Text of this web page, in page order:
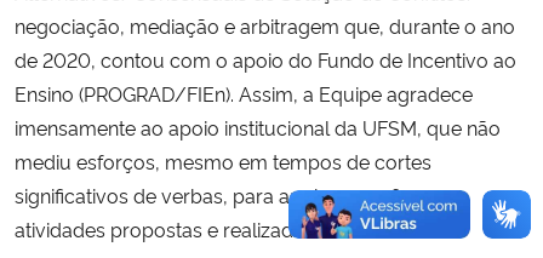
negociação, mediação e arbitragem que, durante o ano
de 2020, contou com o apoio do Fundo de Incentivo ao
Ensino (PROGRAD/FIEn). Assim, a Equipe agradece
imensamente ao apoio institucional da UFSM, que não
mediu esforços, mesmo em tempos de cortes
significativos de verbas, para apoiar e confiar nas
atividades propostas e realizadas.